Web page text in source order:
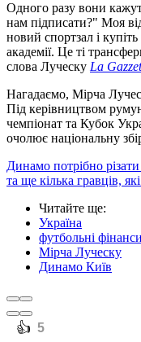
Одного разу вони
нам підписати?" Моя
новий спортзал і
академії. Це ті
слова Луческу La
Нагадаємо, Мірча
Під керівництвом
чемпіонат та Кубок
очолює національну
Динамо потрібно
та ще кілька гравців,
Читайте ще:
Україна
футбольні фінанси
Мірча Луческу
Динамо Київ
️👍 5